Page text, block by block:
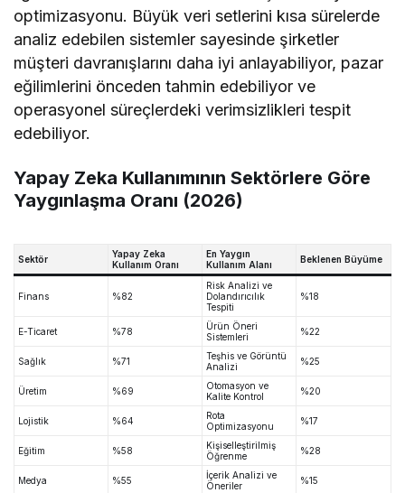
optimizasyonu. Büyük veri setlerini kısa sürelerde
analiz edebilen sistemler sayesinde şirketler
müşteri davranışlarını daha iyi anlayabiliyor, pazar
eğilimlerini önceden tahmin edebiliyor ve
operasyonel süreçlerdeki verimsizlikleri tespit
edebiliyor.
Yapay Zeka Kullanımının Sektörlere Göre
Yaygınlaşma Oranı (2026)
Sektör
Yapay Zeka
Kullanım Oranı
En Yaygın
Kullanım Alanı
Beklenen Büyüme
Finans %82
Risk Analizi ve
Dolandırıcılık
Tespiti
%18
E-Ticaret %78
Ürün Öneri
Sistemleri
%22
Sağlık %71
Teşhis ve Görüntü
Analizi
%25
Üretim %69
Otomasyon ve
Kalite Kontrol
%20
Lojistik %64
Rota
Optimizasyonu
%17
Eğitim %58
Kişiselleştirilmiş
Öğrenme
%28
Medya %55
İçerik Analizi ve
Öneriler
%15